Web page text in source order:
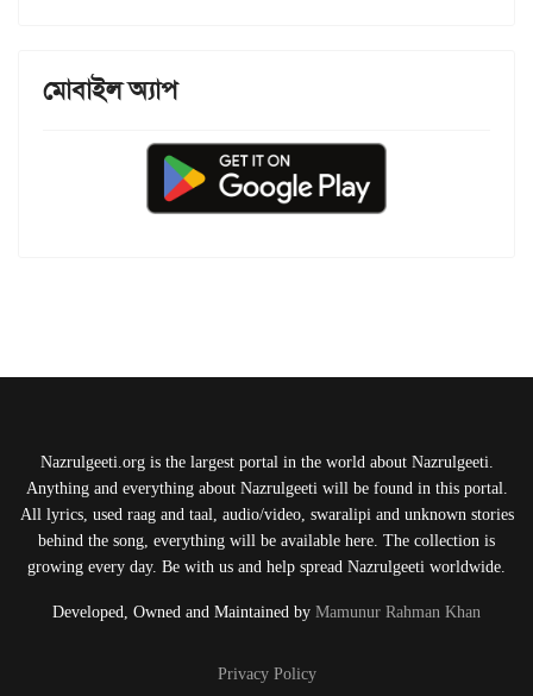
মোবাইল অ্যাপ
Nazrulgeeti.org is the largest portal in the world about Nazrulgeeti.
Anything and everything about Nazrulgeeti will be found in this portal.
All lyrics, used raag and taal, audio/video, swaralipi and unknown stories
behind the song, everything will be available here. The collection is
growing every day. Be with us and help spread Nazrulgeeti worldwide.
Developed, Owned and Maintained by Mamunur Rahman Khan
Privacy Policy